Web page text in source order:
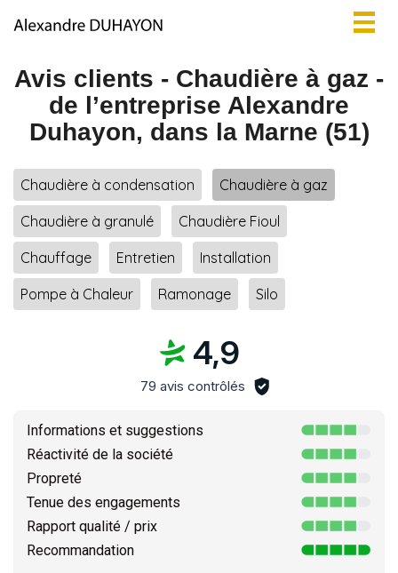
Avis clients - Chaudière à gaz -
de l’entreprise Alexandre
Duhayon, dans la Marne (51)
Chaudière à condensation Chaudière à gaz
Chaudière à granulé Chaudière Fioul
Chauffage Entretien Installation
Pompe à Chaleur Ramonage Silo
4,9
79 avis contrôlés
Informations et suggestions
Réactivité de la société
Propreté
Tenue des engagements
Rapport qualité / prix
Recommandation